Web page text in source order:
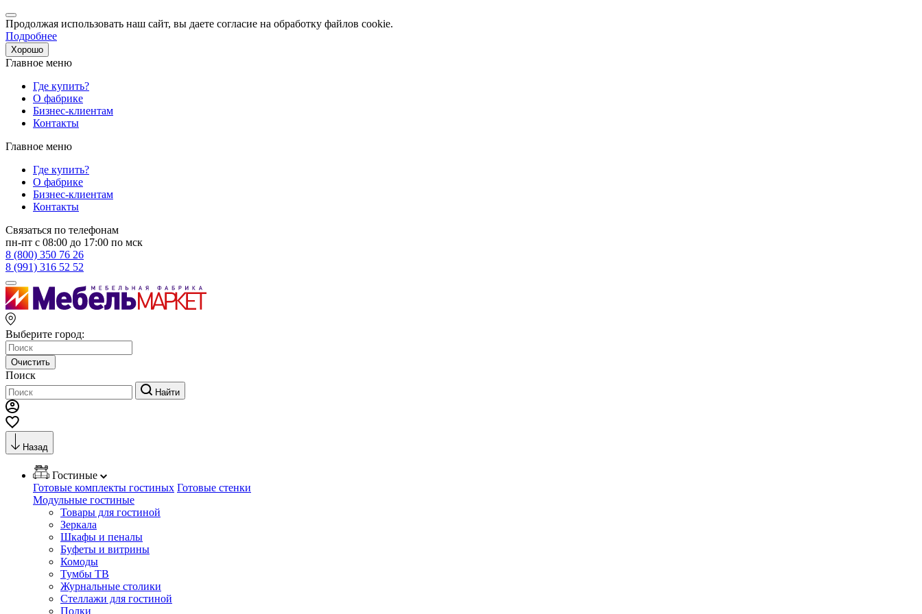
Продолжая использовать наш сайт, вы даете согласие на обработку файлов cookie.
Подробнее
Хорошо
Главное меню
Где купить?
О фабрике
Бизнес-клиентам
Контакты
Главное меню
Где купить?
О фабрике
Бизнес-клиентам
Контакты
Связаться по телефонам
пн-пт с 08:00 до 17:00 по мск
8 (800) 350 76 26
8 (991) 316 52 52
Выберите город:
Очистить
Поиск
Найти
Назад
Гостиные
Готовые комплекты гостиных Готовые стенки
Модульные гостиные
Товары для гостиной
Зеркала
Шкафы и пеналы
Буфеты и витрины
Комоды
Тумбы ТВ
Журнальные столики
Стеллажи для гостиной
Полки